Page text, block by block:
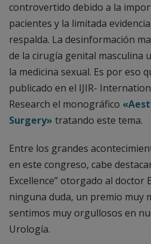
controvertido debido a la
pacientes y la limitada
respalda. La desinformación
de la cirugía genital masculina
la medicina sexual. Es por eso
publicado en el IJIR-
Research el monográfico
Surgery» tratando este tema.
Entre los grandes
en este congreso, cabe
Excellence” otorgado al doctor
ninguna duda, un premio muy
sentimos muy orgullosos en
Urología.